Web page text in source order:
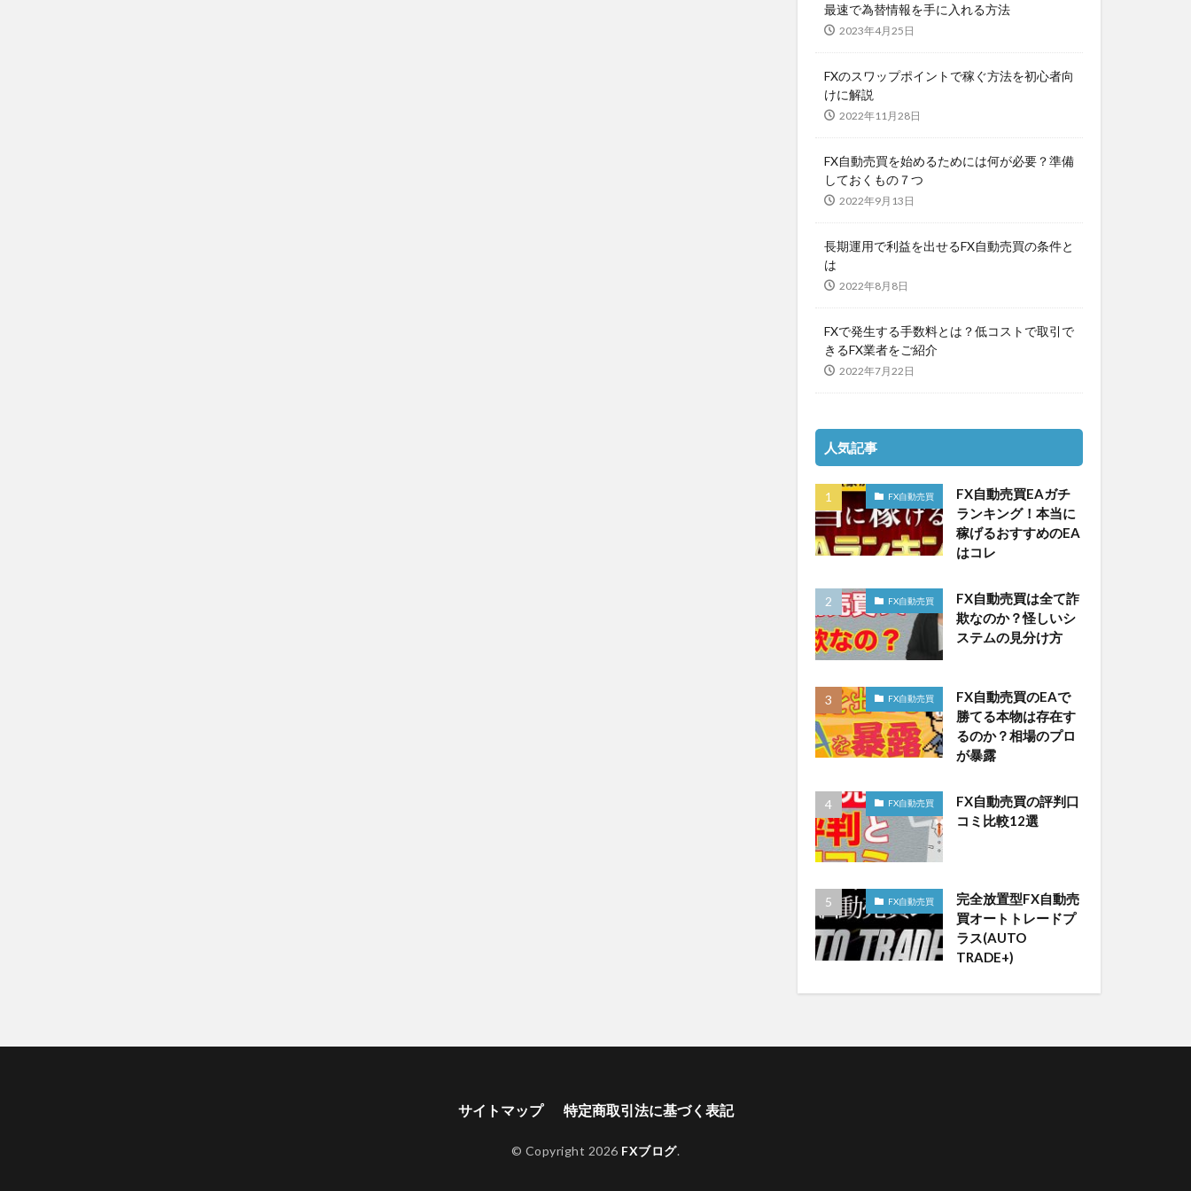
最速で為替情報を手に入れる方法
2023年4月25日
FXのスワップポイントで稼ぐ方法を初心者向
けに解説
2022年11月28日
FX自動売買を始めるためには何が必要？準備
しておくもの７つ
2022年9月13日
長期運用で利益を出せるFX自動売買の条件と
は
2022年8月8日
FXで発生する手数料とは？低コストで取引で
きるFX業者をご紹介
2022年7月22日
人気記事
FX自動売買
FX自動売買EAガチ
ランキング！本当に
稼げるおすすめのEA
はコレ
FX自動売買
FX自動売買は全て詐
欺なのか？怪しいシ
ステムの見分け方
FX自動売買
FX自動売買のEAで
勝てる本物は存在す
るのか？相場のプロ
が暴露
FX自動売買
FX自動売買の評判口
コミ比較12選
FX自動売買
完全放置型FX自動売
買オートトレードプ
ラス(AUTO
TRADE+)
サイトマップ 特定商取引法に基づく表記
© Copyright 2026 FXブログ.